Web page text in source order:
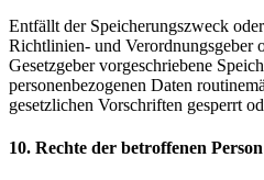
Entfällt der Speicherungszweck
Richtlinien- und Verordnungsgeber
Gesetzgeber vorgeschriebene
personenbezogenen Daten
gesetzlichen Vorschriften gesperrt
10. Rechte der betroffenen Person